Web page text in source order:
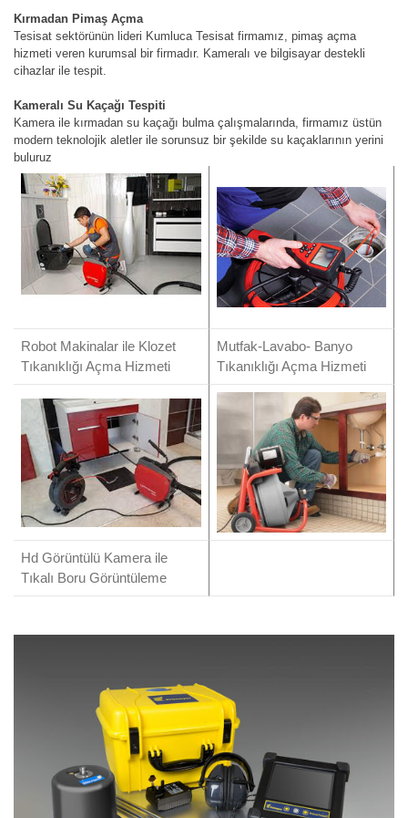
Kırmadan Pimaş Açma
Tesisat sektörünün lideri Kumluca Tesisat firmamız, pimaş açma
hizmeti veren kurumsal bir firmadır. Kameralı ve bilgisayar destekli
cihazlar ile tespit.
Kameralı Su Kaçağı Tespiti
Kamera ile kırmadan su kaçağı bulma çalışmalarında, firmamız üstün
modern teknolojik aletler ile sorunsuz bir şekilde su kaçaklarının yerini
buluruz
Robot Makinalar ile Klozet
Tıkanıklığı Açma Hizmeti
Mutfak-Lavabo- Banyo
Tıkanıklığı Açma Hizmeti
Hd Görüntülü Kamera ile
Tıkalı Boru Görüntüleme